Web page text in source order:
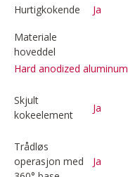
Hurtigkokende Ja
Materiale
hoveddel
Hard anodized aluminum
Skjult
kokeelement
Ja
Trådløs
operasjon med
Ja